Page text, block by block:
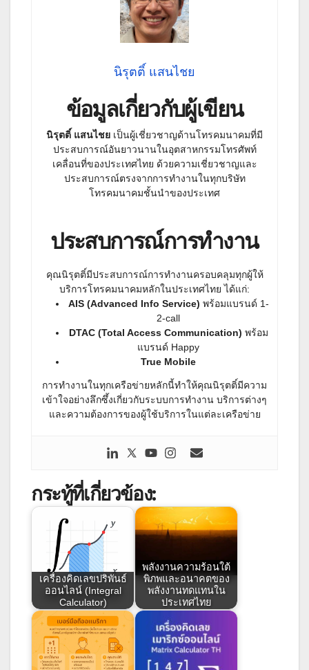
นิรุตติ์ แสนไชย
ข้อมูลเกี่ยวกับผู้เขียน
นิรุตติ์ แสนไชย เป็นผู้เชี่ยวชาญด้านโทรคมนาคมที่มี
ประสบการณ์อันยาวนานในอุตสาหกรรมโทรศัพท์
เคลื่อนที่ของประเทศไทย ด้วยความเชี่ยวชาญและ
ประสบการณ์ตรงจากการทำงานในทุกบริษัท
โทรคมนาคมชั้นนำของประเทศ
ประสบการณ์การทำงาน
คุณนิรุตติ์มีประสบการณ์การทำงานครอบคลุมทุกผู้ให้
บริการโทรคมนาคมหลักในประเทศไทย ได้แก่:
AIS (Advanced Info Service) พร้อมแบรนด์ 1-
2-call
DTAC (Total Access Communication) พร้อม
แบรนด์ Happy
True Mobile
การทำงานในทุกเครือข่ายหลักนี้ทำให้คุณนิรุตติ์มีความ
เข้าใจอย่างลึกซึ้งเกี่ยวกับระบบการทำงาน บริการต่างๆ
และความต้องการของผู้ใช้บริการในแต่ละเครือข่าย
กระทู้ที่เกี่ยวข้อง:
เครื่องคิดเลขปริพันธ์
ออนไลน์ (Integral
Calculator)
พลังงานความร้อนใต้
พิภพและอนาคตของ
พลังงานทดแทนใน
ประเทศไทย